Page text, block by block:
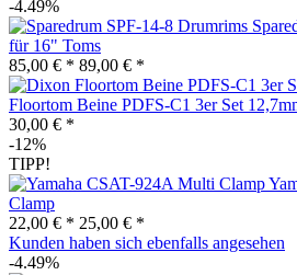
-4.49%
für 16" Toms
85,00 € * 89,00 € *
Floortom Beine PDFS-C1 3er Set
30,00 € *
-12%
TIPP!
Clamp
22,00 € * 25,00 € *
Kunden haben sich ebenfalls angesehen
-4.49%